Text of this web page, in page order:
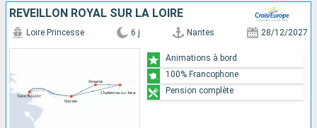
RÉVEILLON ROYAL SUR LA LOIRE
Loire Princesse 6 j Nantes 28/12/2027
Animations à bord
100% Francophone
Pension complète